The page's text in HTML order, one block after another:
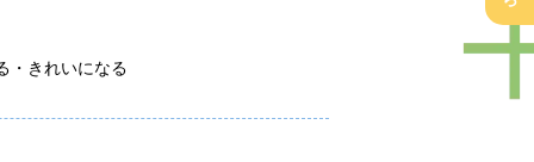
・きれいになる